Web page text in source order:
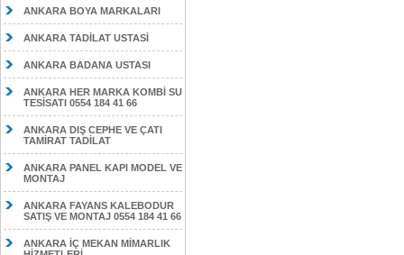
ANKARA BOYA MARKALARI
ANKARA TADİLAT USTASİ
ANKARA BADANA USTASI
ANKARA HER MARKA KOMBİ SU
TESİSATI 0554 184 41 66
ANKARA DIŞ CEPHE VE ÇATI
TAMİRAT TADİLAT
ANKARA PANEL KAPI MODEL VE
MONTAJ
ANKARA FAYANS KALEBODUR
SATIŞ VE MONTAJ 0554 184 41 66
ANKARA İÇ MEKAN MİMARLIK